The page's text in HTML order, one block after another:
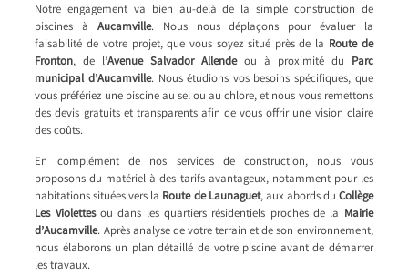
Notre engagement va bien au-delà de la simple construction de
piscines à Aucamville. Nous nous déplaçons pour évaluer la
faisabilité de votre projet, que vous soyez situé près de la Route de
Fronton, de l’Avenue Salvador Allendeou à proximité du Parc
municipal d’Aucamville. Nous étudions vos besoins spécifiques, que
vous préfériez une piscine au sel ou au chlore, et nous vous remettons
des devis gratuits et transparents afin de vous offrir une vision claire
des coûts.
En complément de nos services de construction, nous vous
proposons du matériel à des tarifs avantageux, notamment pour les
habitations situées vers la Route de Launaguet, aux abords du Collège
Les Violettesou dans les quartiers résidentiels proches de la Mairie
d’Aucamville. Après analyse de votre terrain et de son environnement,
nous élaborons un plan détaillé de votre piscine avant de démarrer
les travaux.